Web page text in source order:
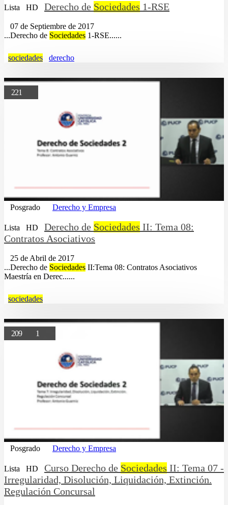
Lista HD Derecho de Sociedades 1-RSE
07 de Septiembre de 2017
...Derecho de Sociedades 1-RSE......
sociedades derecho
221
Posgrado Derecho y Empresa
Lista HD Derecho de Sociedades II: Tema 08:
Contratos Asociativos
25 de Abril de 2017
...Derecho de Sociedades II:Tema 08: Contratos Asociativos
Maestría en Derec......
sociedades
209 1
Posgrado Derecho y Empresa
Lista HD Curso Derecho de Sociedades II: Tema 07 -
Irregularidad, Disolución, Liquidación, Extinción.
Regulación Concursal